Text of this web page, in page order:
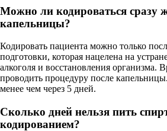
Можно ли кодироваться сразу
капельницы?
Кодировать пациента можно только
подготовки, которая нацелена на
алкоголя и восстановления организма.
проводить процедуру после
менее чем через 5 дней.
Сколько дней нельзя пить
кодированием?